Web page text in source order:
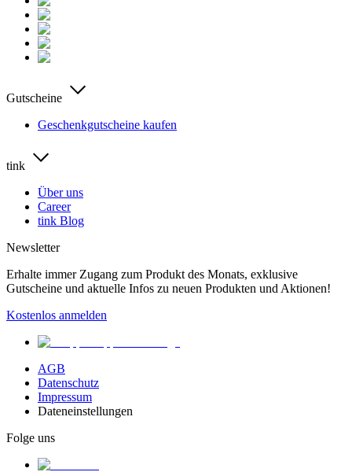
Gutscheine
Geschenkgutscheine kaufen
tink
Über uns
Career
tink Blog
Newsletter
Erhalte immer Zugang zum Produkt des Monats, exklusive
Gutscheine und aktuelle Infos zu neuen Produkten und Aktionen!
Kostenlos anmelden
AGB
Datenschutz
Impressum
Dateneinstellungen
Folge uns